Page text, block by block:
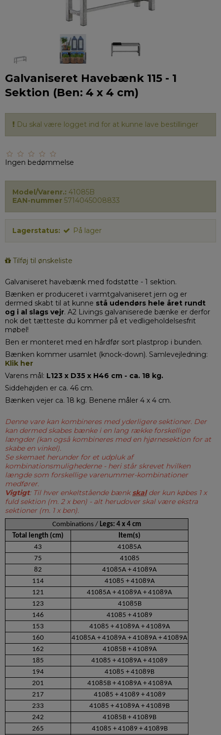
Galvaniseret Havebænk 115 - 1
Sektion (Ben: 4 x 4 cm)
Du skal være logget ind for at kunne lave bestillinger
Ingen bedømmelse
Model/Varenr.: 41085B
EAN-nummer 5714045008833
Lagerstatus: På lager
Tilføj til ønskeliste
Galvaniseret havebænk med fodstøtte - 1 sektion.
Bænken er produceret i varmtgalvaniseret jern og er
dermed skabt til at kunne stå udendørs hele året rundt
og i al slags vejr. A2 Livings galvaniserede bænke er derfor
nok det tætteste du kommer på et vedligeholdelsesfrit
møbel!
Ben er monteret med en hårdfør sort plastprop i bunden.
Bænken kommer usamlet (knock-down). Samlevejledning:
Klik her
Varens mål: L123 x D35 x H46 cm - ca. 18 kg.
Siddehøjden er ca. 46 cm.
Bænken vejer ca. 18 kg. Benene måler 4 x 4 cm.
Denne vare kan kombineres med yderligere sektioner. Der
kan dermed skabes bænke i en lang række forskellige
længder (kan også kombineres med en hjørnesektion for at
skabe en vinkel).
Se skemaet herunder for et udpluk af
kombinationsmulighederne - heri står skrevet hvilken
længde som forskellige varenummer-kombinationer
medfører.
Vigtigt: Til hver enkeltstående bænk skal der kun købes 1 x
fuld sektion (m. 2 x ben) - alt herudover skal være ekstra
sektioner (m. 1 x ben).
Combinations / Legs: 4 x 4 cm
Total length (cm)
Item(s)
43
41085A
75
41085
82
41085A + 41089A
114
41085 + 41089A
121
41085A + 41089A + 41089A
123
41085B
146
41085 + 41089
153
41085 + 41089A + 41089A
160
41085A + 41089A + 41089A + 41089A
162
41085B + 41089A
185
41085 + 41089A + 41089
194
41085 + 41089B
201
41085B + 41089A + 41089A
217
41085 + 41089 + 41089
233
41085 + 41089A + 41089B
242
41085B + 41089B
265
41085 + 41089 + 41089B